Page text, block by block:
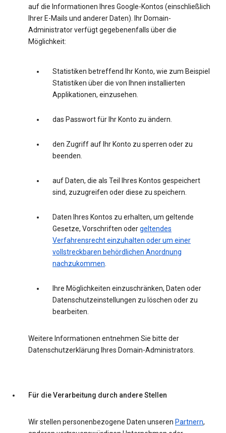
auf die Informationen Ihres Google-Kontos (einschließlich
Ihrer E-Mails und anderer Daten). Ihr Domain-
Administrator verfügt gegebenenfalls über die
Möglichkeit:
Statistiken betreffend Ihr Konto, wie zum Beispiel
Statistiken über die von Ihnen installierten
Applikationen, einzusehen.
das Passwort für Ihr Konto zu ändern.
den Zugriff auf Ihr Konto zu sperren oder zu
beenden.
auf Daten, die als Teil Ihres Kontos gespeichert
sind, zuzugreifen oder diese zu speichern.
Daten Ihres Kontos zu erhalten, um geltende
Gesetze, Vorschriften odergeltendes
Verfahrensrecht einzuhalten oder um einer
vollstreckbaren behördlichen Anordnung
nachzukommen.
Ihre Möglichkeiten einzuschränken, Daten oder
Datenschutzeinstellungen zu löschen oder zu
bearbeiten.
Weitere Informationen entnehmen Sie bitte der
Datenschutzerklärung Ihres Domain-Administrators.
Für die Verarbeitung durch andere Stellen
Wir stellen personenbezogene Daten unseren Partnern,